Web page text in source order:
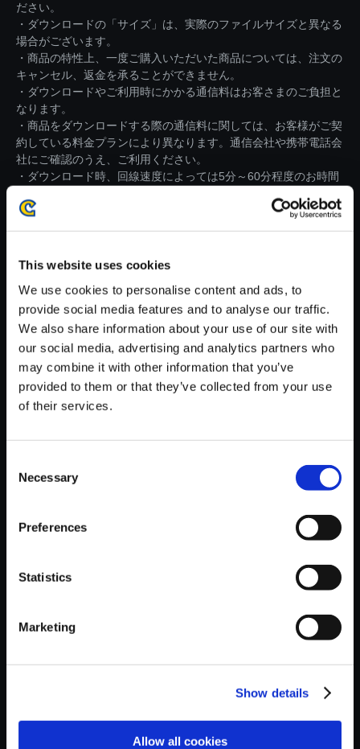
This website uses cookies
We use cookies to personalise content and ads, to
provide social media features and to analyse our traffic.
We also share information about your use of our site with
our social media, advertising and analytics partners who
may combine it with other information that you’ve
provided to them or that they’ve collected from your use
of their services.
Selection
Necessary
Preferences
Statistics
Marketing
Show details
Allow all cookies
ださい。
・ダウンロードの「サイズ」は、実際のファイルサイズと異なる
場合がございます。
・商品の特性上、一度ご購入いただいた商品については、注文の
キャンセル、返金を承ることができません。
・ダウンロードやご利用時にかかる通信料はお客さまのご負担と
なります。
・商品をダウンロードする際の通信料に関しては、お客様がご契
約している料金プランにより異なります。通信会社や携帯電話会
社にご確認のうえ、ご利用ください。
・ダウンロード時、回線速度によっては5分～60分程度のお時間
※ご購入いただいたファイルのダウンロードの際には、通信環境
【単曲】ロックマン ゼロ＆ゼク
ス サウンドBOX High-press En
ergy
おすすめ商品
ン ゼロ＆ゼ....
ン ゼロ＆ゼ....
ン ゼロ＆ゼ....